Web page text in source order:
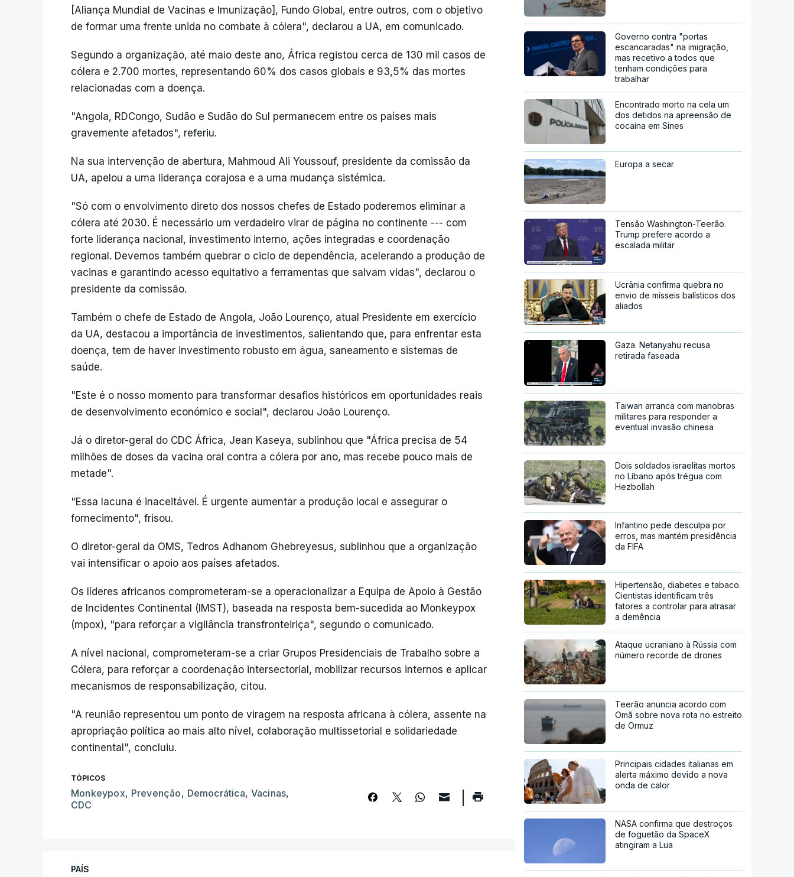
[Aliança Mundial de Vacinas e Imunização], Fundo Global, entre outros, com o objetivo
de formar uma frente unida no combate à cólera", declarou a UA, em comunicado.
Segundo a organização, até maio deste ano, África registou cerca de 130 mil casos de
cólera e 2.700 mortes, representando 60% dos casos globais e 93,5% das mortes
relacionadas com a doença.
"Angola, RDCongo, Sudão e Sudão do Sul permanecem entre os países mais
gravemente afetados", referiu.
Na sua intervenção de abertura, Mahmoud Ali Youssouf, presidente da comissão da
UA, apelou a uma liderança corajosa e a uma mudança sistémica.
"Só com o envolvimento direto dos nossos chefes de Estado poderemos eliminar a
cólera até 2030. É necessário um verdadeiro virar de página no continente --- com
forte liderança nacional, investimento interno, ações integradas e coordenação
regional. Devemos também quebrar o ciclo de dependência, acelerando a produção de
vacinas e garantindo acesso equitativo a ferramentas que salvam vidas", declarou o
presidente da comissão.
Também o chefe de Estado de Angola, João Lourenço, atual Presidente em exercício
da UA, destacou a importância de investimentos, salientando que, para enfrentar esta
doença, tem de haver investimento robusto em água, saneamento e sistemas de
saúde.
"Este é o nosso momento para transformar desafios históricos em oportunidades reais
de desenvolvimento económico e social", declarou João Lourenço.
Já o diretor-geral do CDC África, Jean Kaseya, sublinhou que "África precisa de 54
milhões de doses da vacina oral contra a cólera por ano, mas recebe pouco mais de
metade".
"Essa lacuna é inaceitável. É urgente aumentar a produção local e assegurar o
fornecimento", frisou.
O diretor-geral da OMS, Tedros Adhanom Ghebreyesus, sublinhou que a organização
vai intensificar o apoio aos países afetados.
Os líderes africanos comprometeram-se a operacionalizar a Equipa de Apoio à Gestão
de Incidentes Continental (IMST), baseada na resposta bem-sucedida ao Monkeypox
(mpox), "para reforçar a vigilância transfronteiriça", segundo o comunicado.
A nível nacional, comprometeram-se a criar Grupos Presidenciais de Trabalho sobre a
Cólera, para reforçar a coordenação intersectorial, mobilizar recursos internos e aplicar
mecanismos de responsabilização, citou.
"A reunião representou um ponto de viragem na resposta africana à cólera, assente na
apropriação política ao mais alto nível, colaboração multissetorial e solidariedade
continental", concluiu.
TÓPICOS
Monkeypox, Prevenção, Democrática, Vacinas,
CDC
PAÍS
Governo contra "portas
escancaradas" na imigração,
mas recetivo a todos que
tenham condições para
trabalhar
Encontrado morto na cela um
dos detidos na apreensão de
cocaína em Sines
Europa a secar
Tensão Washington-Teerão.
Trump prefere acordo a
escalada militar
Ucrânia confirma quebra no
envio de mísseis balísticos dos
aliados
Gaza. Netanyahu recusa
retirada faseada
Taiwan arranca com manobras
militares para responder a
eventual invasão chinesa
Dois soldados israelitas mortos
no Líbano após trégua com
Hezbollah
Infantino pede desculpa por
erros, mas mantém presidência
da FIFA
Hipertensão, diabetes e tabaco.
Cientistas identificam três
fatores a controlar para atrasar
a demência
Ataque ucraniano à Rússia com
número recorde de drones
Teerão anuncia acordo com
Omã sobre nova rota no estreito
de Ormuz
Principais cidades italianas em
alerta máximo devido a nova
onda de calor
NASA confirma que destroços
de foguetão da SpaceX
atingiram a Lua